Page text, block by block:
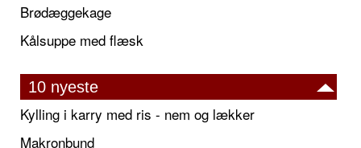
Brødæggekage
Kålsuppe med flæsk
10 nyeste
Kylling i karry med ris - nem og lækker
Makronbund